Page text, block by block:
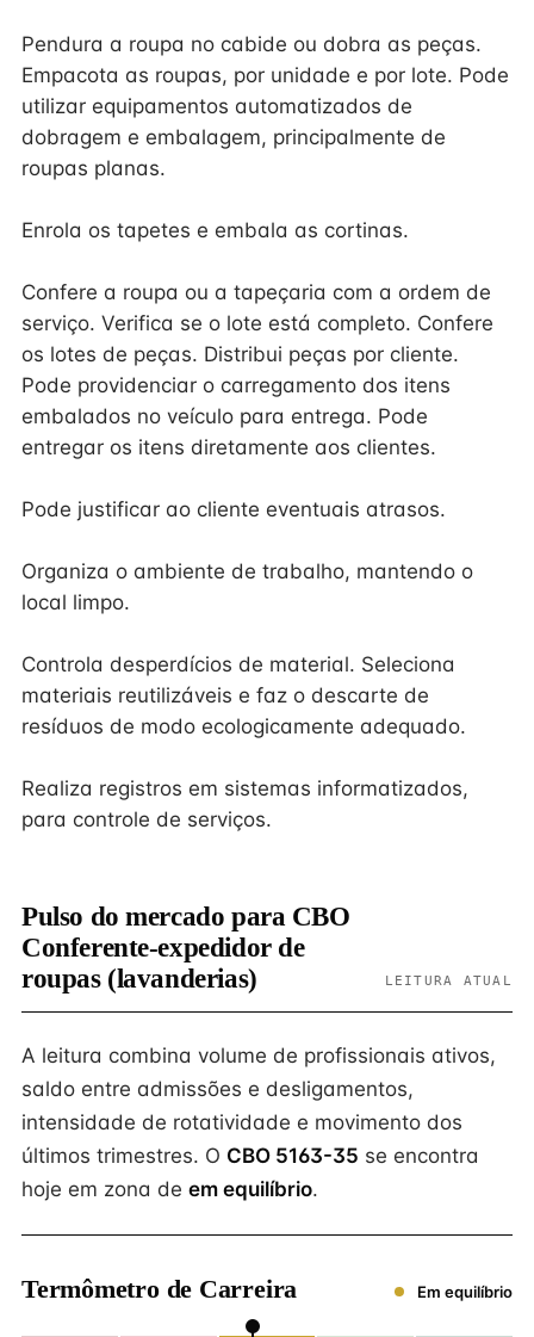
Pendura a roupa no cabide ou dobra as peças.
Empacota as roupas, por unidade e por lote. Pode
utilizar equipamentos automatizados de
dobragem e embalagem, principalmente de
roupas planas.
Enrola os tapetes e embala as cortinas.
Confere a roupa ou a tapeçaria com a ordem de
serviço. Verifica se o lote está completo. Confere
os lotes de peças. Distribui peças por cliente.
Pode providenciar o carregamento dos itens
embalados no veículo para entrega. Pode
entregar os itens diretamente aos clientes.
Pode justificar ao cliente eventuais atrasos.
Organiza o ambiente de trabalho, mantendo o
local limpo.
Controla desperdícios de material. Seleciona
materiais reutilizáveis e faz o descarte de
resíduos de modo ecologicamente adequado.
Realiza registros em sistemas informatizados,
para controle de serviços.
Pulso do mercado para CBO
Conferente-expedidor de
roupas (lavanderias)
LEITURA ATUAL
A leitura combina volume de profissionais ativos,
saldo entre admissões e desligamentos,
intensidade de rotatividade e movimento dos
últimos trimestres. O CBO 5163-35 se encontra
hoje em zona de em equilíbrio.
Termômetro de Carreira Em equilíbrio